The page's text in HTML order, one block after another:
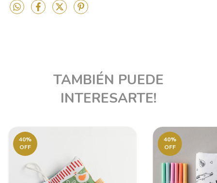
TAMBIÉN PUEDE
INTERESARTE!
40%
OFF
40%
OFF